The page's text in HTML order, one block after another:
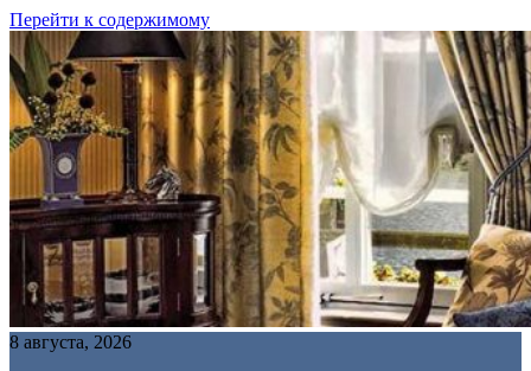
Перейти к содержимому
8 августа, 2026